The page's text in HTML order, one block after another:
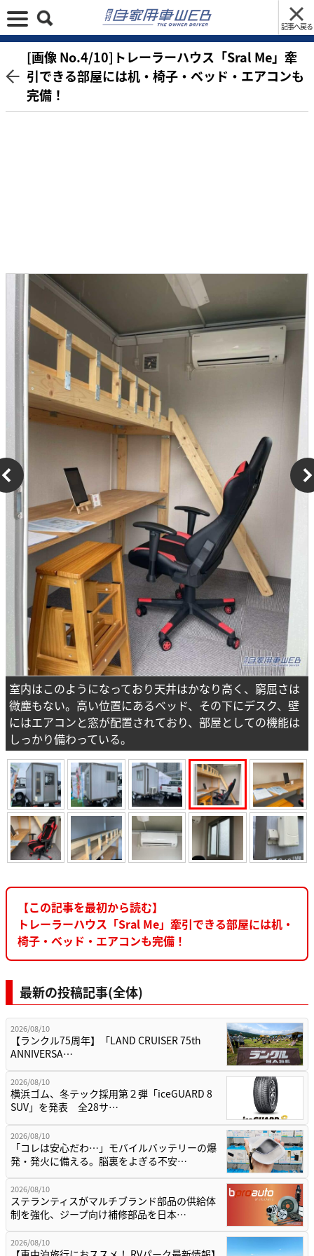
記事へ戻る
[画像 No.4/10]トレーラーハウス「Sral Me」牽
引できる部屋には机・椅子・ベッド・エアコンも
完備！
室内はこのようになっており天井はかなり高く、窮屈さは
微塵もない。高い位置にあるベッド、その下にデスク、壁
にはエアコンと窓が配置されており、部屋としての機能は
しっかり備わっている。
【この記事を最初から読む】
トレーラーハウス「Sral Me」牽引できる部屋には机・
椅子・ベッド・エアコンも完備！
最新の投稿記事(全体)
2026/08/10
【ランクル75周年】「LAND CRUISER 75th
ANNIVERSA…
2026/08/10
横浜ゴム、冬テック採用第２弾「iceGUARD 8
SUV」を発表 全28サ…
2026/08/10
「コレは安心だわ…」モバイルバッテリーの爆
発・発火に備える。脳裏をよぎる不安…
2026/08/10
ステランティスがマルチブランド部品の供給体
制を強化、ジープ向け補修部品を日本…
2026/08/10